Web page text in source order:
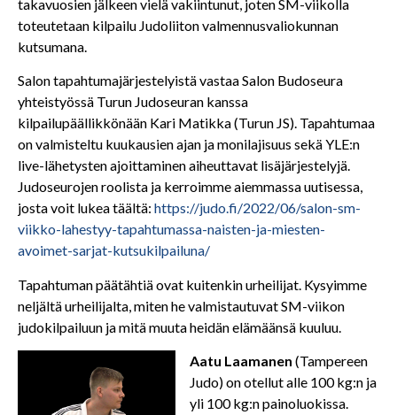
takavuosien jälkeen vielä vakiintunut, joten SM-viikolla
toteutetaan kilpailu Judoliiton valmennusvaliokunnan
kutsumana.
Salon tapahtumajärjestelyistä vastaa Salon Budoseura
yhteistyössä Turun Judoseuran kanssa
kilpailupäällikkönään Kari Matikka (Turun JS). Tapahtumaa
on valmisteltu kuukausien ajan ja monilajisuus sekä YLE:n
live-lähetysten ajoittaminen aiheuttavat lisäjärjestelyjä.
Judoseurojen roolista ja kerroimme aiemmassa uutisessa,
josta voit lukea täältä: https://judo.fi/2022/06/salon-sm-
viikko-lahestyy-tapahtumassa-naisten-ja-miesten-
avoimet-sarjat-kutsukilpailuna/
Tapahtuman päätähtiä ovat kuitenkin urheilijat. Kysyimme
neljältä urheilijalta, miten he valmistautuvat SM-viikon
judokilpailuun ja mitä muuta heidän elämäänsä kuuluu.
Aatu Laamanen (Tampereen
Judo) on otellut alle 100 kg:n ja
yli 100 kg:n painoluokissa.